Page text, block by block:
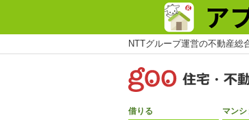
NTTグループ運営の不動産総
借りる マンシ